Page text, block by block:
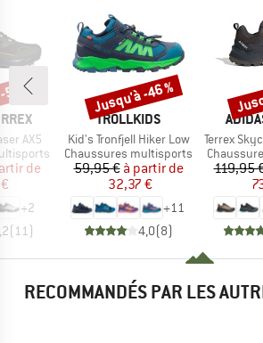
AX5
réduit
de
+2
(11 )
%
MARQUE
TROLLKIDS
Article
Kid's Tronfjell Hiker Low
Product group
Chaussures multisports
Prix
59,95 € Prix réduit
à partir de
32,37 €
+11
4,0(8)
Remise
Jusqu'à -46 %
Article
Terrex
Product
119,95
RECOMMANDÉS PAR LES